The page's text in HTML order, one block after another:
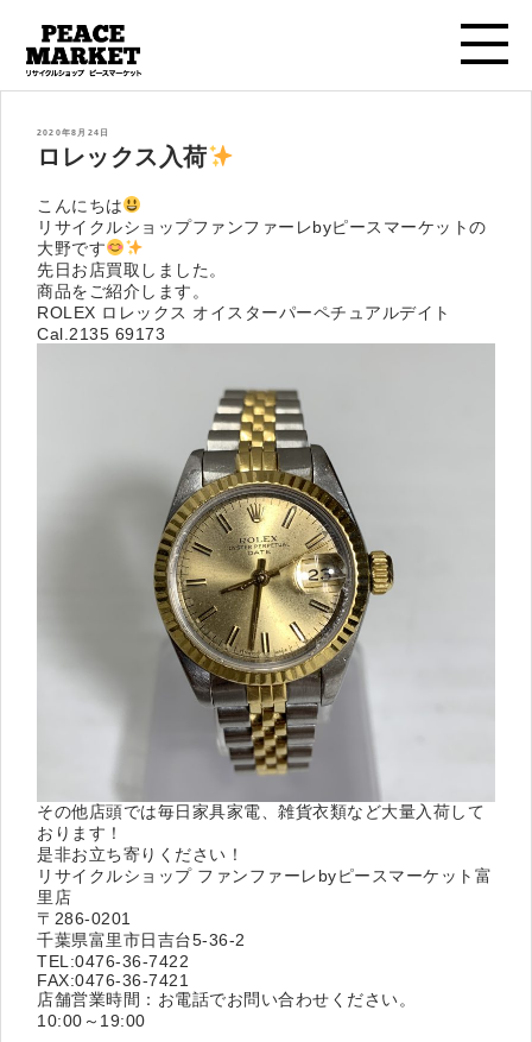
投
2020年8月24日
ロレックス入荷
こんにちは
リサイクルショップファンファーレbyピースマーケットの
大野です
先日お店買取しました。
商品をご紹介します。
ROLEX ロレックス オイスターパーペチュアルデイト
Cal.2135 69173
その他店頭では毎日家具家電、雑貨衣類など大量入荷して
おります！
是非お立ち寄りください！
リサイクルショップ ファンファーレbyピースマーケット富
里店
〒286-0201
千葉県富里市日吉台5-36-2
TEL:0476-36-7422
FAX:0476-36-7421
店舗営業時間：お電話でお問い合わせください。
10:00～19:00